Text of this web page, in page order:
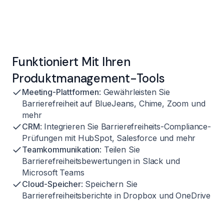
Funktioniert Mit Ihren
Produktmanagement-Tools
Meeting-Plattformen: Gewährleisten Sie
Barrierefreiheit auf BlueJeans, Chime, Zoom und
mehr
CRM: Integrieren Sie Barrierefreiheits-Compliance-
Prüfungen mit HubSpot, Salesforce und mehr
Teamkommunikation: Teilen Sie
Barrierefreiheitsbewertungen in Slack und
Microsoft Teams
Cloud-Speicher: Speichern Sie
Barrierefreiheitsberichte in Dropbox und OneDrive